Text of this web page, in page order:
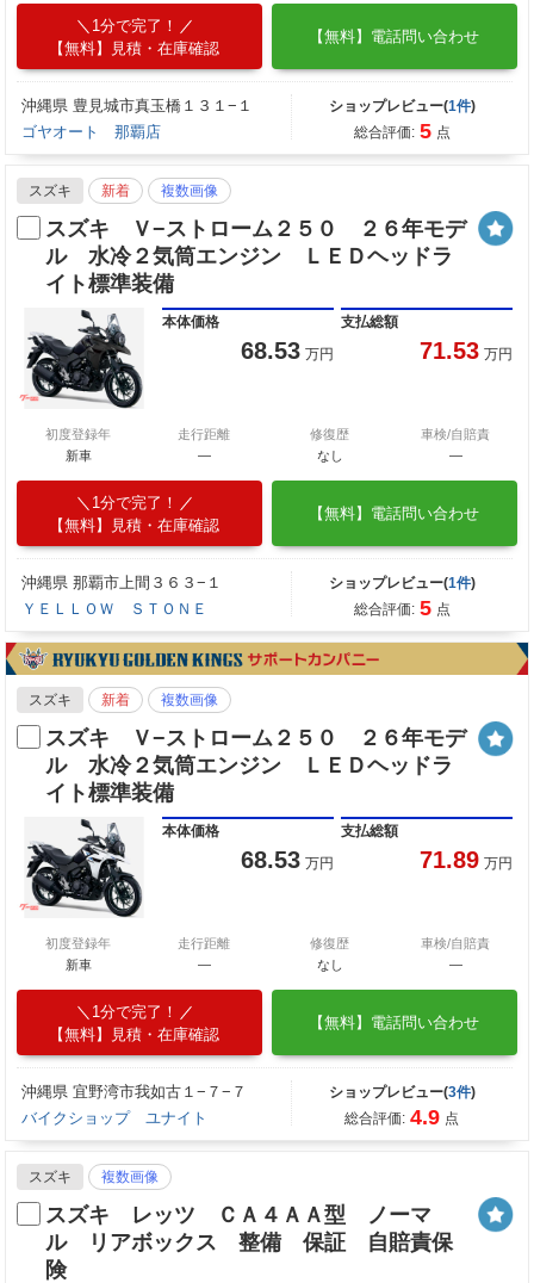
1分で完了！
【無料】見積・在庫確認
【無料】電話問い合わせ
沖縄県 豊見城市真玉橋１３１−１
ゴヤオート 那覇店
ショップレビュー(1件)
総合評価: 5 点
スズキ 新着 複数画像
スズキ Ｖ−ストローム２５０ ２６年モデ
ル 水冷２気筒エンジン ＬＥＤヘッドラ
イト標準装備
本体価格
68.53 万円
支払総額
71.53 万円
初度登録年
新車
走行距離
—
修復歴
なし
車検/自賠責
―
1分で完了！
【無料】見積・在庫確認
【無料】電話問い合わせ
沖縄県 那覇市上間３６３−１
ＹＥＬＬＯＷ ＳＴＯＮＥ
ショップレビュー(1件)
総合評価: 5 点
スズキ 新着 複数画像
スズキ Ｖ−ストローム２５０ ２６年モデ
ル 水冷２気筒エンジン ＬＥＤヘッドラ
イト標準装備
本体価格
68.53 万円
支払総額
71.89 万円
初度登録年
新車
走行距離
—
修復歴
なし
車検/自賠責
―
1分で完了！
【無料】見積・在庫確認
【無料】電話問い合わせ
沖縄県 宜野湾市我如古１−７−７
バイクショップ ユナイト
ショップレビュー(3件)
総合評価: 4.9 点
スズキ 複数画像
スズキ レッツ ＣＡ４ＡＡ型 ノーマ
ル リアボックス 整備 保証 自賠責保
険